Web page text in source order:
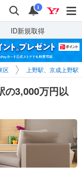
検索 通知
i
ID新規取得
区 上野駅、京成上野駅
の3,000万円以